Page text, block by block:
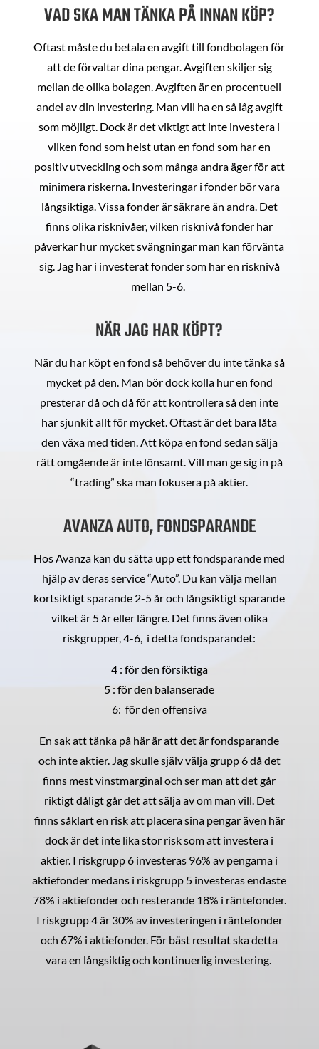
VAD SKA MAN TÄNKA PÅ INNAN KÖP?
Oftast måste du betala en avgift till fondbolagen för
att de förvaltar dina pengar. Avgiften skiljer sig
mellan de olika bolagen. Avgiften är en procentuell
andel av din investering. Man vill ha en så låg avgift
som möjligt. Dock är det viktigt att inte investera i
vilken fond som helst utan en fond som har en
positiv utveckling och som många andra äger för att
minimera riskerna. Investeringar i fonder bör vara
långsiktiga. Vissa fonder är säkrare än andra. Det
finns olika risknivåer, vilken risknivå fonder har
påverkar hur mycket svängningar man kan förvänta
sig. Jag har i investerat fonder som har en risknivå
mellan 5-6.
NÄR JAG HAR KÖPT?
När du har köpt en fond så behöver du inte tänka så
mycket på den. Man bör dock kolla hur en fond
presterar då och då för att kontrollera så den inte
har sjunkit allt för mycket. Oftast är det bara låta
den växa med tiden. Att köpa en fond sedan sälja
rätt omgående är inte lönsamt. Vill man ge sig in på
“trading” ska man fokusera på aktier.
AVANZA AUTO, FONDSPARANDE
Hos Avanza kan du sätta upp ett fondsparande med
hjälp av deras service “Auto”. Du kan välja mellan
kortsiktigt sparande 2-5 år och långsiktigt sparande
vilket är 5 år eller längre. Det finns även olika
riskgrupper, 4-6, i detta fondsparandet:
4 : för den försiktiga
5 : för den balanserade
6: för den offensiva
En sak att tänka på här är att det är fondsparande
och inte aktier. Jag skulle själv välja grupp 6 då det
finns mest vinstmarginal och ser man att det går
riktigt dåligt går det att sälja av om man vill. Det
finns såklart en risk att placera sina pengar även här
dock är det inte lika stor risk som att investera i
aktier. I riskgrupp 6 investeras 96% av pengarna i
aktiefonder medans i riskgrupp 5 investeras endaste
78% i aktiefonder och resterande 18% i räntefonder.
I riskgrupp 4 är 30% av investeringen i räntefonder
och 67% i aktiefonder. För bäst resultat ska detta
vara en långsiktig och kontinuerlig investering.